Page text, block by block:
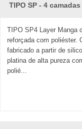
TIPO SP - 4
TIPO SP4 Layer Manga
reforçada com poliéster.
fabricado a partir de
platina de alta pureza
polié...